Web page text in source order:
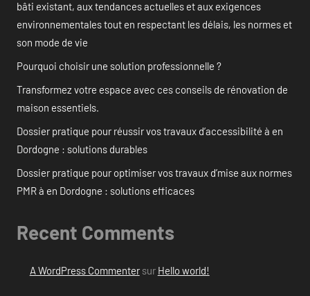
bâti existant, aux tendances actuelles et aux exigences
environnementales tout en respectant les délais, les normes et
son mode de vie
Pourquoi choisir une solution professionnelle ?
Transformez votre espace avec ces conseils de rénovation de
maison essentiels.
Dossier pratique pour réussir vos travaux d’accessibilité à en
Dordogne : solutions durables
Dossier pratique pour optimiser vos travaux d’mise aux normes
PMR à en Dordogne : solutions efficaces
Recent Comments
A WordPress Commentersur Hello world!